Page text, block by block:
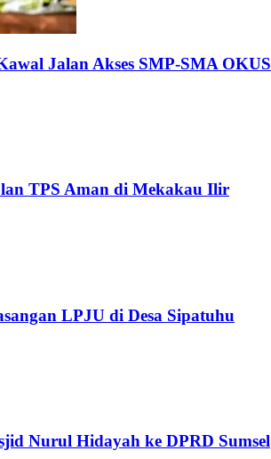
Jalan Akses SMP-SMA OKUS
TPS Aman di Mekakau Ilir
LPJU di Desa Sipatuhu
Nurul Hidayah ke DPRD Sumsel